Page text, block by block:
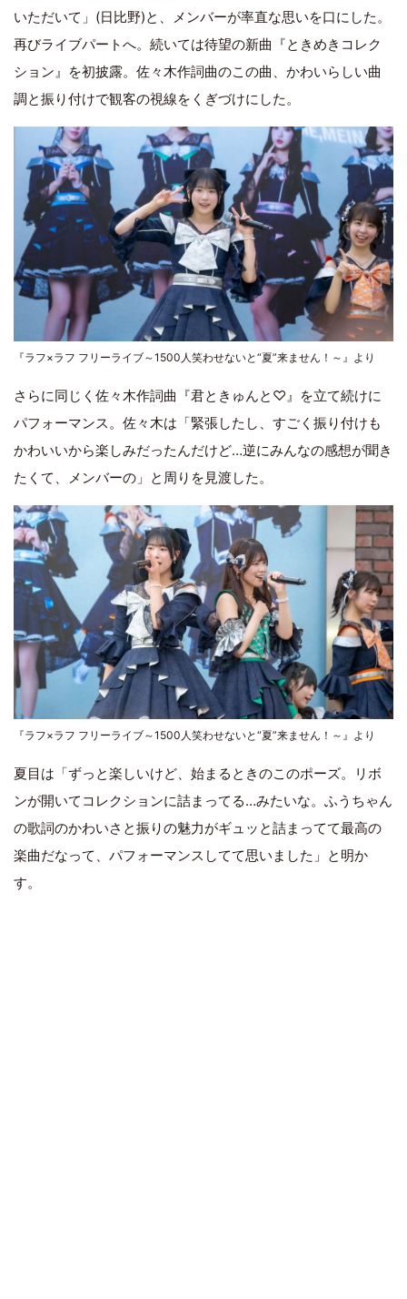
いただいて」(日比野)と、メンバーが率直な思いを口にした。
再びライブパートへ。続いては待望の新曲『ときめきコレク
ション』を初披露。佐々木作詞曲のこの曲、かわいらしい曲
調と振り付けで観客の視線をくぎづけにした。
『ラフ×ラフ フリーライブ～1500人笑わせないと“夏”来ません！～』より
さらに同じく佐々木作詞曲『君ときゅんと♡』を立て続けに
パフォーマンス。佐々木は「緊張したし、すごく振り付けも
かわいいから楽しみだったんだけど…逆にみんなの感想が聞き
たくて、メンバーの」と周りを見渡した。
『ラフ×ラフ フリーライブ～1500人笑わせないと“夏”来ません！～』より
夏目は「ずっと楽しいけど、始まるときのこのポーズ。リボ
ンが開いてコレクションに詰まってる…みたいな。ふうちゃん
の歌詞のかわいさと振りの魅力がギュッと詰まってて最高の
楽曲だなって、パフォーマンスしてて思いました」と明か
す。